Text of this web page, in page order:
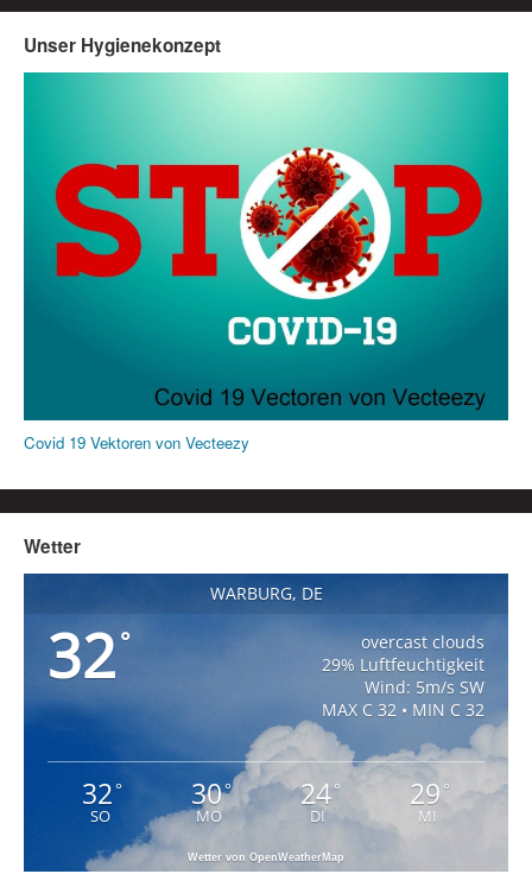
Unser Hygienekonzept
Covid 19 Vektoren von Vecteezy
Wetter
WARBURG, DE
32°
overcast clouds
29% Luftfeuchtigkeit
Wind: 5m/s SW
MAX C 32 • MIN C 32
32°
SO
30°
MO
24°
DI
29 °
MI
Wetter von OpenWeatherMap